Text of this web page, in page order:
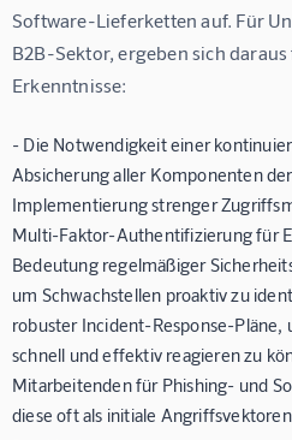
Software-Lieferketten auf. Für
B2B-Sektor, ergeben sich
Erkenntnisse:
- Die Notwendigkeit einer
Absicherung aller Komponenten
Implementierung strenger
Multi-Faktor-Authentifizierung für
Bedeutung regelmäßiger
um Schwachstellen proaktiv zu
robuster Incident-Response-Pläne,
schnell und effektiv reagieren zu
Mitarbeitenden für Phishing- und
diese oft als initiale